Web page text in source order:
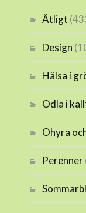
Ätligt
Design
Hälsa i
Odla i
Ohyra
Perenner